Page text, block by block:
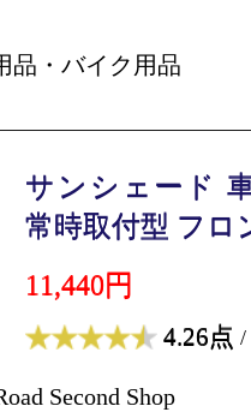
品・バイク用品
サンシェード
常時取付型 フロ
11,440円
4.26点 /
Second Shop